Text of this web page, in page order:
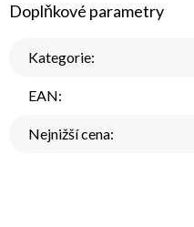
Doplňkové parametry
Kategorie:
EAN:
Nejnižší cena: